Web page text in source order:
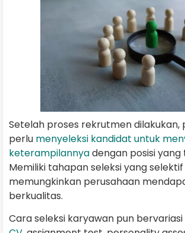
Setelah proses rekrutmen dilakukan,
perlu menyeleksi kandidat untuk
keterampilannyadengan posisi yang
Memiliki tahapan seleksi yang selektif
memungkinkan perusahaan
berkualitas.
Cara seleksi karyawan pun